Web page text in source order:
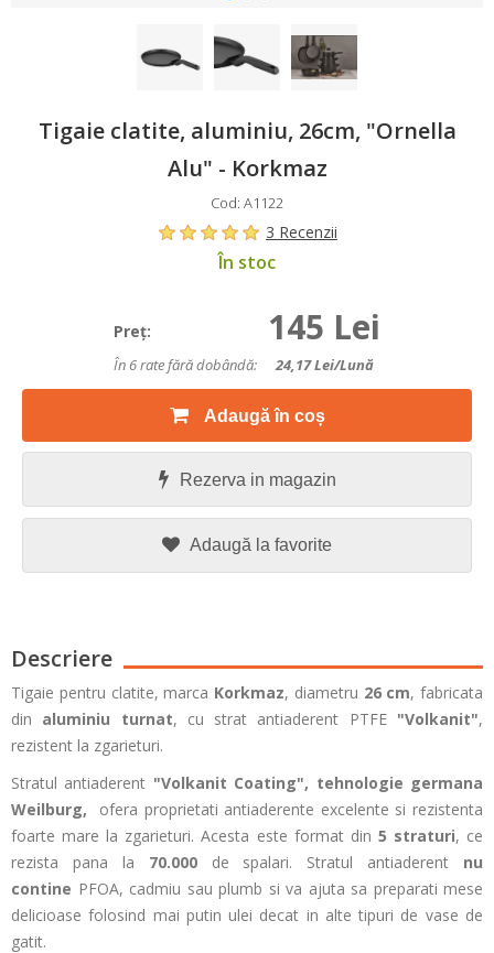
Tigaie clatite, aluminiu, 26cm, "Ornella
Alu" - Korkmaz
Cod: A1122
3 Recenzii
În stoc
Preţ: 145 Lei
În 6 rate fără dobândă: 24,17Lei/lună
Adaugă în coș
Rezerva in magazin
Adaugă la favorite
Descriere
Tigaie pentru clatite, marca Korkmaz, diametru 26 cm, fabricata
din aluminiu turnat, cu strat antiaderent PTFE "Volkanit",
rezistent la zgarieturi.
Stratul antiaderent "Volkanit Coating", tehnologie germana
Weilburg,
ofera proprietati antiaderente excelente si rezistenta
foarte mare la zgarieturi. Acesta este format din 5 straturi, ce
rezista pana la 70.000de spalari. Stratul antiaderent nu
contine PFOA, cadmiu sau plumb si va ajuta sa preparati mese
delicioase folosind mai putin ulei decat in alte tipuri de vase de
gatit.